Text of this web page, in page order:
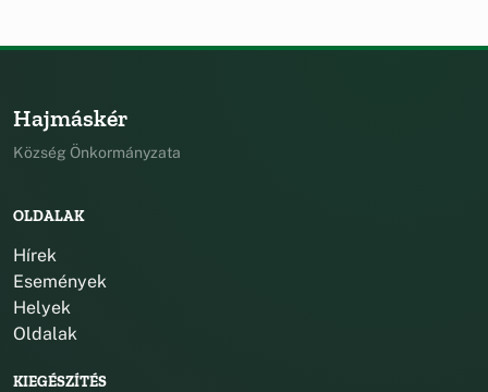
Hajmáskér
Község Önkormányzata
OLDALAK
Hírek
Események
Helyek
Oldalak
KIEGÉSZÍTÉS